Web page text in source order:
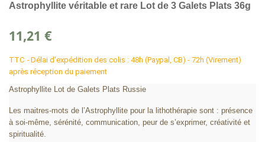
Astrophyllite véritable et rare Lot de 3 Galets Plats 36g
11,21 €
TTC
Délai d'expédition des colis : 48h (Paypal, CB) - 72h (Virement)
après réception du paiement
Astrophyllite Lot de Galets Plats Russie
Les maitres-mots de l’Astrophyllite pour la lithothérapie sont : présence
à soi-même, sérénité, communication, peur de s’exprimer, créativité et
spiritualité.